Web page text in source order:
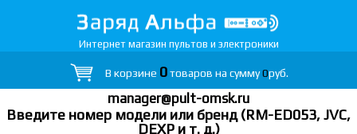
Интернет магазин пультов и электроники
В корзине 0товаров на сумму0руб.
manager@pult-omsk.ru
Введите номер модели или бренд (RM-ED053, JVC,
DEXP и т. д.)